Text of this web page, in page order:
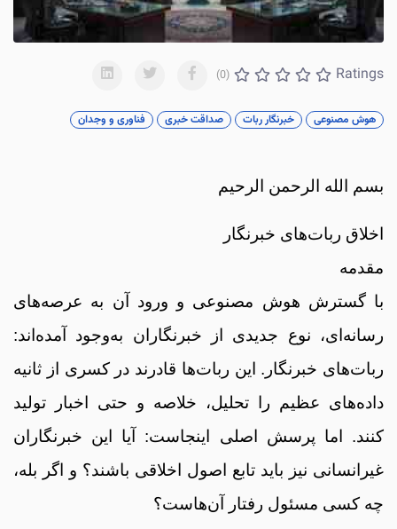
Ratings
(0)
هوش مصنوعی خبرنگار ربات صداقت خبری فناوری و وجدان
بسم الله الرحمن الرحیم
اخلاق ربات‌های خبرنگار
مقدمه
با گسترش هوش مصنوعی و ورود آن به عرصه‌های
رسانه‌ای، نوع جدیدی از خبرنگاران به‌وجود آمده‌اند:
ربات‌های خبرنگار. این ربات‌ها قادرند در کسری از ثانیه
داده‌های عظیم را تحلیل، خلاصه و حتی اخبار تولید
کنند. اما پرسش اصلی اینجاست: آیا این خبرنگاران
غیرانسانی نیز باید تابع اصول اخلاقی باشند؟ و اگر بله،
چه کسی مسئول رفتار آن‌هاست؟